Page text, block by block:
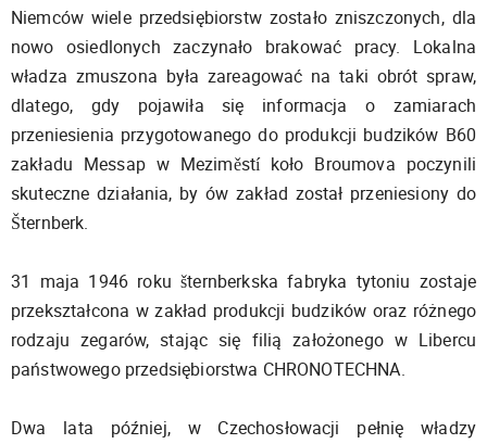
Niemców wiele przedsiębiorstw zostało zniszczonych, dla
nowo osiedlonych zaczynało brakować pracy. Lokalna
władza zmuszona była zareagować na taki obrót spraw,
dlatego, gdy pojawiła się informacja o zamiarach
przeniesienia przygotowanego do produkcji budzików B60
zakładu Messap w Meziměstí koło Broumova poczynili
skuteczne działania, by ów zakład został przeniesiony do
Šternberk.
31 maja 1946 roku šternberkska fabryka tytoniu zostaje
przekształcona w zakład produkcji budzików oraz różnego
rodzaju zegarów, stając się filią założonego w Libercu
państwowego przedsiębiorstwa CHRONOTECHNA.
Dwa lata później, w Czechosłowacji pełnię władzy